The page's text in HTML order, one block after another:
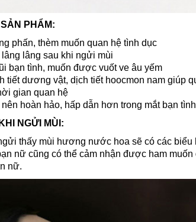
PHẨM:
phấn, thèm muốn quan hệ tình dục
lâng sau khi ngửi mùi
bạn tình, muốn được vuốt ve âu yếm
tiết dương vật, dịch tiết hoocmon nam giúp
gian quan hệ
hoàn hảo, hấp dẫn hơn trong mắt bạn tình
NGỬI MÙI:
thấy mùi hương nước hoa sẽ có các
nữ cũng có thể cảm nhận được ham
nữ.